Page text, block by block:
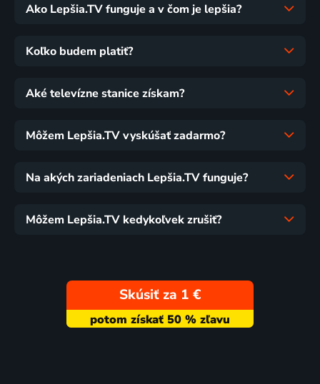
Ako Lepšia.TV funguje a v čom je lepšia?
Koľko budem platiť?
Aké televízne stanice získam?
Môžem Lepšia.TV vyskúšať zadarmo?
Na akých zariadeniach Lepšia.TV funguje?
Môžem Lepšia.TV kedykoľvek zrušiť?
Skúsiť za 1 €